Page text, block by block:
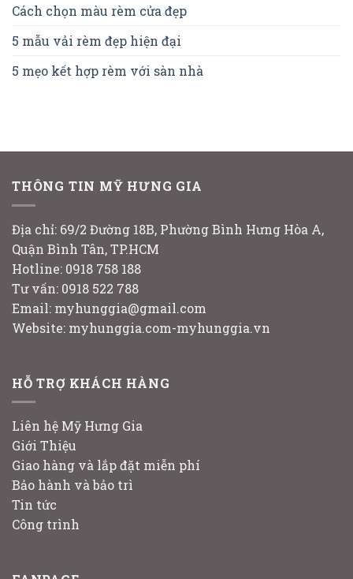
Cách chọn màu rèm cửa đẹp
5 mẫu vải rèm đẹp hiện đại
5 mẹo kết hợp rèm với sàn nhà
THÔNG TIN MỸ HƯNG GIA
Địa chỉ: 69/2 Đường 18B, Phường Bình Hưng Hòa A,
Quận Bình Tân, TP.HCM
Hotline: 0918 758 188
Tư vấn: 0918 522 788
Email: myhunggia@gmail.com
Website: myhunggia.com-myhunggia.vn
HỖ TRỢ KHÁCH HÀNG
Liên hệ Mỹ Hưng Gia
Giới Thiệu
Giao hàng và lắp đặt miễn phí
Bảo hành và bảo trì
Tin tức
Công trình